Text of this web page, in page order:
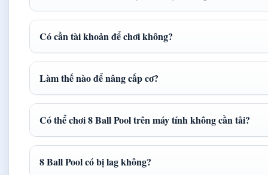
Có cần tài khoản để chơi không?
Làm thế nào để nâng cấp cơ?
Có thể chơi 8 Ball Pool trên máy tính không cần tải?
8 Ball Pool có bị lag không?